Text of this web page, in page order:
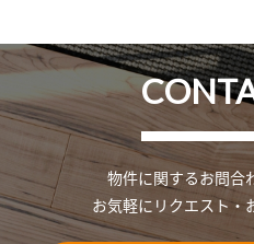
物件に関するお問合
お気軽にリクエスト・